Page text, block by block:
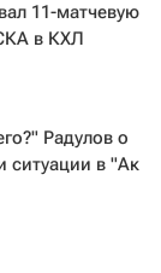
11-матчевую
в КХЛ
Радулов о
ситуации в "Ак